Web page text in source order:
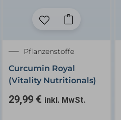
Pflanzenstoffe
Curcumin Royal
(Vitality Nutritionals)
29,99 € inkl. MwSt.